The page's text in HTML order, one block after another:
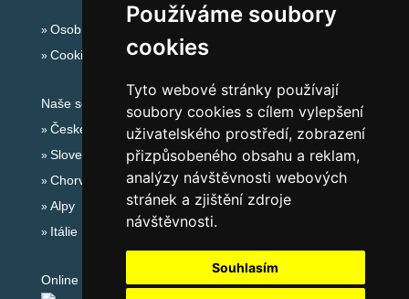
Používáme soubory
cookies
Tyto webové stránky používají
soubory cookies s cílem vylepšení
uživatelského prostředí, zobrazení
přizpůsobeného obsahu a reklam,
analýzy návštěvnosti webových
stránek a zjištění zdroje
návštěvnosti.
Souhlasím
Osobní údaje
Cookies
Naše servery:
České hory
Slovenské hory
Chorvatsko
Alpy
Itálie
Online audit: